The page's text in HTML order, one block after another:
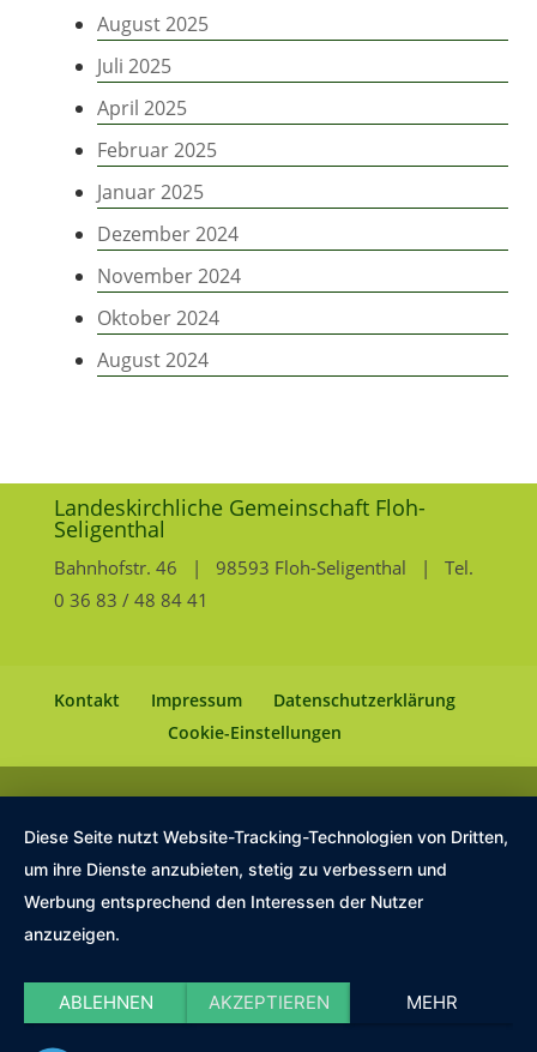
August 2025
Juli 2025
April 2025
Februar 2025
Januar 2025
Dezember 2024
November 2024
Oktober 2024
August 2024
Landeskirchliche Gemeinschaft Floh-
Seligenthal
Bahnhofstr. 46 | 98593 Floh-Seligenthal | Tel.
0 36 83 / 48 84 41
Kontakt Impressum
Datenschutzerklärung
Cookie-Einstellungen
Diese Seite nutzt Website-Tracking-Technologien von Dritten,
um ihre Dienste anzubieten, stetig zu verbessern und
Werbung entsprechend den Interessen der Nutzer
anzuzeigen.
ABLEHNEN AKZEPTIEREN MEHR